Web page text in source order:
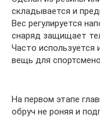
складывается и
Вес регулируется
снаряд защищает
Часто используется
вещь для
На первом этапе
обруч не роняя и